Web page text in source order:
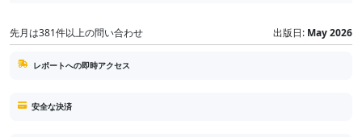
先月は381件以上の問い合わせ 出版日: May 2026
レポートへの即時アクセス
安全な決済